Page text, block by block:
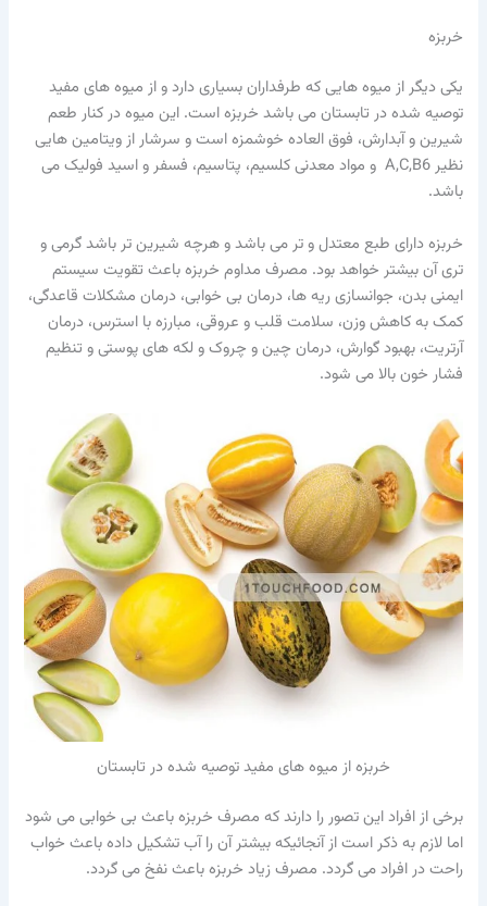
خربزه
یکی دیگر از میوه هایی که طرفداران بسیاری دارد و از میوه های مفید
توصیه شده در تابستان می باشد خربزه است. این میوه در کنار طعم
شیرین و آبدارش، فوق العاده خوشمزه است و سرشار از ویتامین هایی
نظیر A,C,B6 و مواد معدنی کلسیم، پتاسیم، فسفر و اسید فولیک می
باشد.
خربزه دارای طبع معتدل و تر می باشد و هرچه شیرین تر باشد گرمی و
تری آن بیشتر خواهد بود. مصرف مداوم خربزه باعث تقویت سیستم
ایمنی بدن، جوانسازی ریه ها، درمان بی خوابی، درمان مشکلات قاعدگی،
کمک به کاهش وزن، سلامت قلب و عروقی، مبارزه با استرس، درمان
آرتریت، بهبود گوارش، درمان چین و چروک و لکه های پوستی و تنظیم
فشار خون بالا می شود.
خربزه از میوه های مفید توصیه شده در تابستان
برخی از افراد این تصور را دارند که مصرف خربزه باعث بی خوابی می شود
اما لازم به ذکر است از آنجائیکه بیشتر آن را آب تشکیل داده باعث خواب
راحت در افراد می گردد. مصرف زیاد خربزه باعث نفخ می گردد.